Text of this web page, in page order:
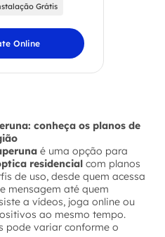
Grátis
Online
conheça os planos de
é uma opção para
residencial com planos
de uso, desde quem acessa
mensagem até quem
a vídeos, joga online ou
ao mesmo tempo.
pode variar conforme o